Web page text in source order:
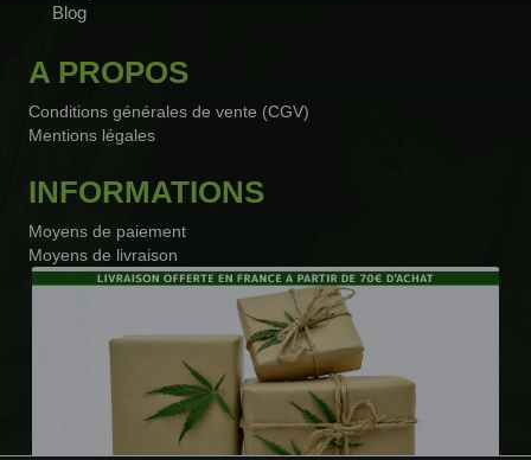
Blog
A PROPOS
Conditions générales de vente (CGV)
Mentions légales
INFORMATIONS
Moyens de paiement
Moyens de livraison